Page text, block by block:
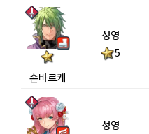
손바르케
성영
5
성영